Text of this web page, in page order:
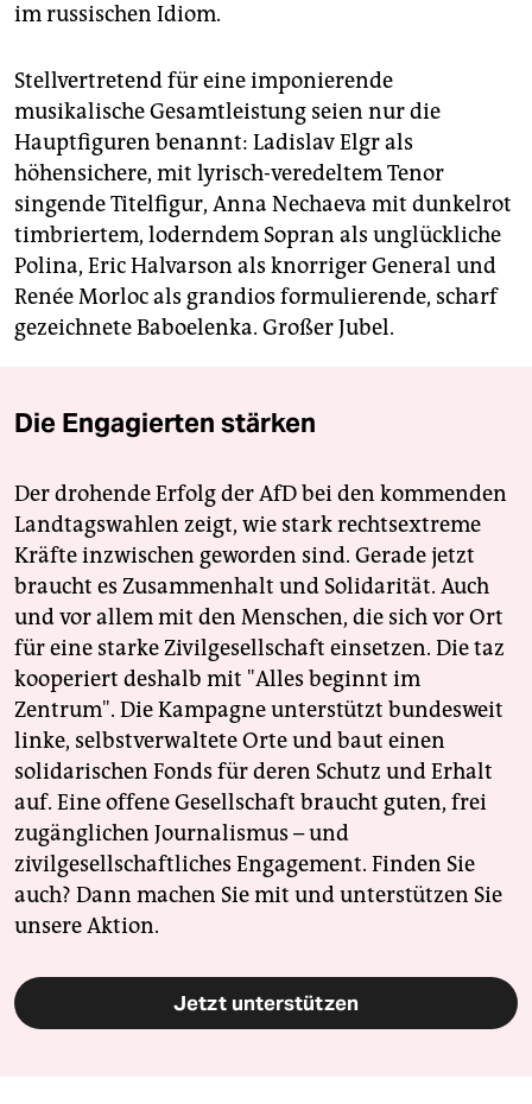
im russischen Idiom.
Stellvertretend für eine imponierende
musikalische Gesamtleistung seien nur die
Hauptfiguren benannt: Ladislav Elgr als
höhensichere, mit lyrisch-veredeltem Tenor
singende Titelfigur, Anna Nechaeva mit dunkelrot
tim­brier­tem, loderndem Sopran als unglückliche
Polina, Eric Halvarson als knorriger General und
Renée Morloc als grandios formulierende, scharf
gezeichnete Baboelenka. Großer Jubel.
Die Engagierten stärken
Der drohende Erfolg der AfD bei den kommenden
Landtagswahlen zeigt, wie stark rechtsextreme
Kräfte inzwischen geworden sind. Gerade jetzt
braucht es Zusammenhalt und Solidarität. Auch
und vor allem mit den Menschen, die sich vor Ort
für eine starke Zivilgesellschaft einsetzen. Die taz
kooperiert deshalb mit "Alles beginnt im
Zentrum". Die Kampagne unterstützt bundesweit
linke, selbstverwaltete Orte und baut einen
solidarischen Fonds für deren Schutz und Erhalt
auf. Eine offene Gesellschaft braucht guten, frei
zugänglichen Journalismus – und
zivilgesellschaftliches Engagement. Finden Sie
auch? Dann machen Sie mit und unterstützen Sie
unsere Aktion.
Jetzt unterstützen